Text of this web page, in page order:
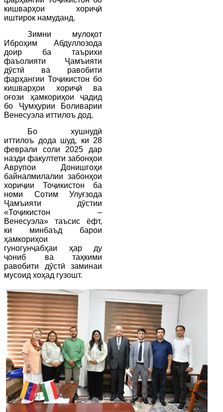
кишварҳои хориҷӣ
иштирок намуданд.
Зимни мулоқот
Иброҳим Абдуллозода
доир ба таърихи
фаъолияти Ҷамъияти
дӯстӣ ва равобити
фарҳангии Тоҷикистон бо
кишварҳои хориҷӣ ва
оғози ҳамкориҳои ҷадид
бо Ҷумҳурии Боливарии
Венесуэла иттилоъ дод.
Бо хушнудӣ
иттилоъ дода шуд, ки 28
феврали соли 2025 дар
назди факултети забонҳои
Аврупои Донишгоҳи
байналмилалии забонҳои
хориҷии Тоҷикистон ба
номи Сотим Улуғзода
Ҷамъияти дӯстии
«Тоҷикистон –
Венесуэла» таъсис ёфт,
ки минбаъд барои
ҳамкориҳои
гуногунҷабҳаи ҳар ду
ҷониб ва таҳкими
равобити дӯстӣ заминаи
мусоид хоҳад гузошт.